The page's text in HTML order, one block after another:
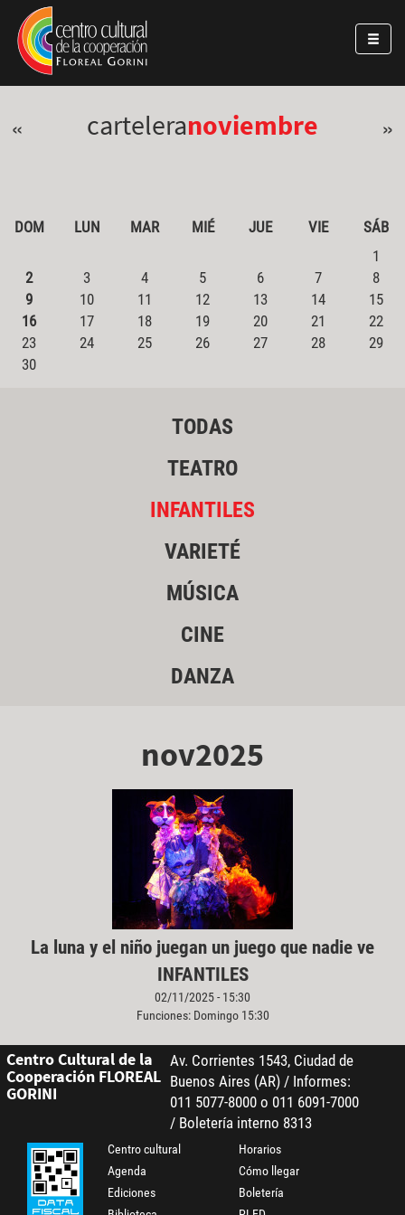
Pasar al contenido principal
Jump to main content
« carteleranoviembre »
DOM LUN MAR MIÉ JUE VIE
SÁB
1
2
3 4 5 6 7
8
9
10 11 12 13 14
15
16
17 18 19 20 21
22
23
24 25 26 27 28
29
30
TODAS
TEATRO
INFANTILES
VARIETÉ
MÚSICA
CINE
DANZA
nov2025
La luna y el niño juegan un juego que nadie ve
INFANTILES
02/11/2025 - 15:30
Funciones: Domingo 15:30
Centro Cultural de la
Cooperación FLOREAL
GORINI
Av. Corrientes 1543, Ciudad de
Buenos Aires (AR) / Informes:
011 5077-8000 o 011 6091-7000
/ Boletería interno 8313
Centro cultural
Agenda
Ediciones
Horarios
Cómo llegar
Boletería